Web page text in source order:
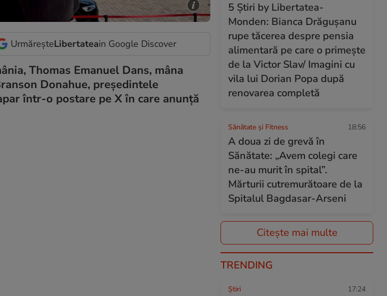
UrmăreșteLibertateain Google Discover
Thomas Emanuel Dans, mâna
Donahue, președintele
într-o postare pe X în care anunță
5 Știri by Libertatea-
Monden: Bianca Drăgușanu
rupe tăcerea despre pensia
alimentară pe care o primește
de la Victor Slav/ Imagini cu
vila lui Dorian Popa după
renovarea completă
Sănătate și Fitness 18:56
A doua zi de grevă în
Sănătate: „Avem colegi care
ne-au murit în spital”.
Mărturii cutremurătoare de la
Spitalul Bagdasar-Arseni
Citește mai multe
TRENDING
Ştiri 17:24